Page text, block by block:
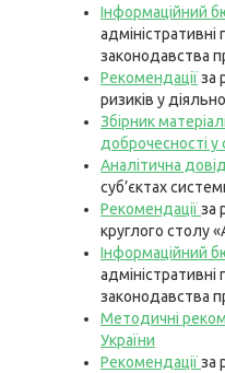
Інформаційний
законодавства
Рекомендаціїза
ризиків у
Збірник
доброчесності
Аналітична
суб’єктах
Рекомендаціїза
круглого столу
Інформаційний
законодавства
Методичні
України
Рекомендаціїза